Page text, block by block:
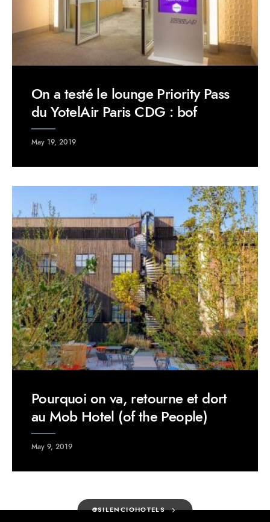
On a testé le lounge Priority Pass
du YotelAir Paris CDG : bof
May 19, 2019
Pourquoi on va, retourne et dort
au Mob Hotel (of the People)
May 9, 2019
@SILENCIOHOTELS